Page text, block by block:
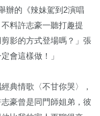
辦的《辣妹駕到2演唱
料許志豪一聽打趣提
影的方式登場嗎？」張
會這樣做！」
典情歌〈不甘你哭〉，
豪曾是同門師姐弟，彼